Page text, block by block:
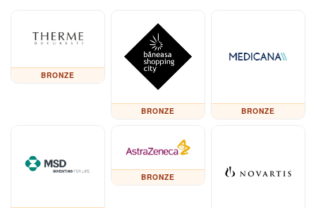
BRONZE
BRONZE BRONZE
BRONZE